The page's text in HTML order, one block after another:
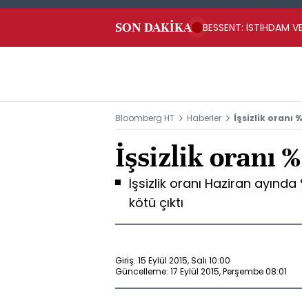
SON DAKİKA BESSENT: İSTİHDAM
Bloomberg HT Haberler İşsizlik oranı
İşsizlik oranı
İşsizlik oranı Haziran
kötü çıktı
Giriş: 15 Eylül 2015, Salı 10:00
Güncelleme: 17 Eylül 2015, Perşembe 08:01